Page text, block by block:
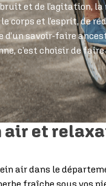
et de l’agitation,
corps et l’esprit, de
savoir-faire
c’est choisir de
air et
air dans le
fraîche sous vos